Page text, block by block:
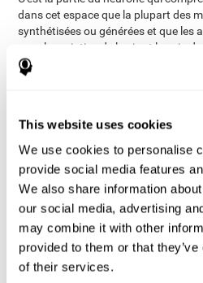
This website uses cookies
We use cookies to personalise
provide social media features
We also share information
our social media, advertising
may combine it with other
provided to them or that
of their services.
dans cet espace que la plupart des
synthétisées ou générées et que les
pour le maintien de la vie et le soin
nerveuse sont réalisées.
peuvent à elles seules assurer
de soutien nécessaires à leur survie.
s'entoure d'autres cellules qui
Astrocyte(principalement
soutenir les neurones),
responsable de couvrir les axones
avec de la myéline, mais il remplit
et de liaison),Microglie
réponse immunitaire), Élimination
l'homéostasie des neurones),